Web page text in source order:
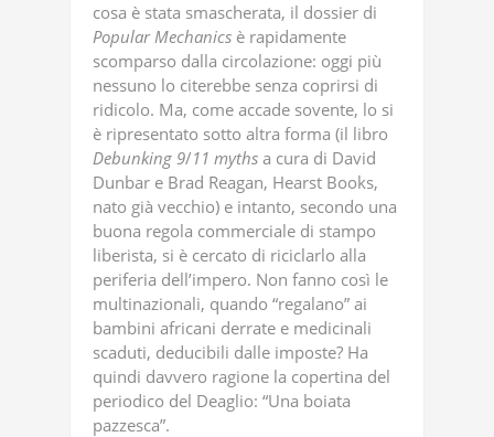
cosa è stata smascherata, il dossier di
Popular Mechanics è rapidamente
scomparso dalla circolazione: oggi più
nessuno lo citerebbe senza coprirsi di
ridicolo. Ma, come accade sovente, lo si
è ripresentato sotto altra forma (il libro
Debunking 9/11 myths a cura di David
Dunbar e Brad Reagan, Hearst Books,
nato già vecchio) e intanto, secondo una
buona regola commerciale di stampo
liberista, si è cercato di riciclarlo alla
periferia dell’impero. Non fanno così le
multinazionali, quando “regalano” ai
bambini africani derrate e medicinali
scaduti, deducibili dalle imposte? Ha
quindi davvero ragione la copertina del
periodico del Deaglio: “Una boiata
pazzesca”.